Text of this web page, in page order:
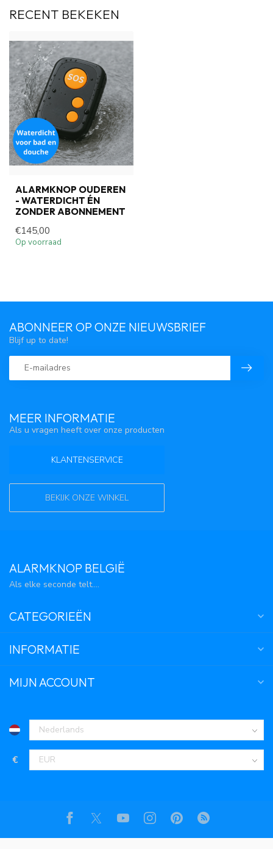
RECENT BEKEKEN
ALARMKNOP OUDEREN
- WATERDICHT ÉN
ZONDER ABONNEMENT
€145,00
Op voorraad
MEER INFORMATIE
Als u vragen heeft over onze producten
KLANTENSERVICE
BEKIJK ONZE WINKEL
ABONNEER OP ONZE NIEUWSBRIEF
Blijf up to date!
ALARMKNOP BELGIË
Als elke seconde telt....
CATEGORIEËN
INFORMATIE
MIJN ACCOUNT
€